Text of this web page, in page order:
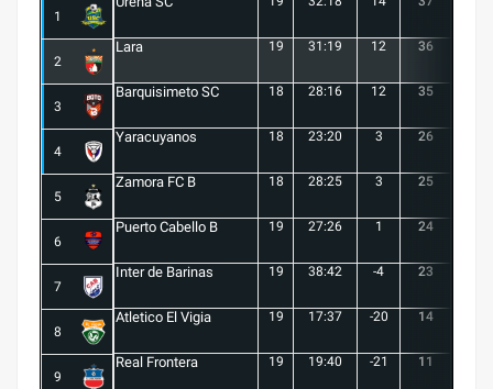
1
2
Lara 19 31:19 12 36
3
Barquisimeto SC 18 28:16 12 35
4
Yaracuyanos 18 23:20 3 26
5
Zamora FC B 18 28:25 3 25
6
Puerto Cabello B 19 27:26 1 24
7
Inter de Barinas 19 38:42 -4 23
8
Atletico El Vigia 19 17:37 -20 14
9
Real Frontera 19 19:40 -21 11